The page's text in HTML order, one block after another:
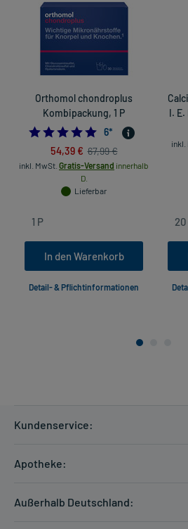
Orthomol chondroplus
Kombipackung, 1 P
4.833333333333333
6*
54,39 € 67,99 €
inkl. MwSt. Gratis-Versand innerhalb
D.
Lieferbar
In den Warenkorb
Detail- & Pflichtinformationen
I.
inkl.
Kundenservice:
Zahlungsarten
Apotheke:
Außerhalb Deutschland: